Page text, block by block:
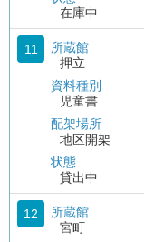
在庫中
11
所蔵館
押立
資料種別
児童書
配架場所
地区開架
状態
貸出中
12
所蔵館
宮町